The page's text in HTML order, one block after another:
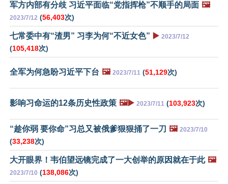
军方内部有分歧 习近平面临“党指挥枪”不顺手的局面 🖼️
2023/7/12 (56,403次)
七常委中有“渣男” 习李为何“不近女色” ▶️ 2023/7/12
(105,418次)
全军为何急盼习近平下台 🖼️ 2023/7/11 (51,129次)
影响习命运的12条历史性政策 🖼️▶️ 2023/7/11 (103,923次)
“趁你弱 要你命”习总又被俄爹狠狠捅了一刀 🖼️ 2023/7/10
(33,238次)
大开眼界！韦伯望远镜完成了一大创举的原因就在于此 🖼️
2023/7/10 (138,086次)